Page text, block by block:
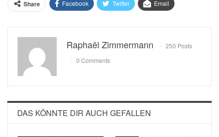
Share Facebook Twitter Email
Raphaël Zimmermann
250 Posts
0 Comments
DAS KÖNNTE DIR AUCH GEFALLEN